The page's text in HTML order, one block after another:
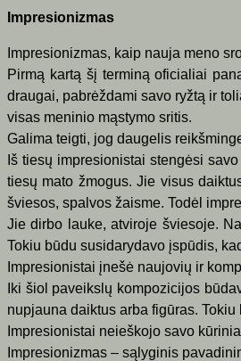
Impresionizmas
Impresionizmas, kaip nauja meno
Pirmą kartą šį terminą oficialiai
draugai, pabrėždami savo ryžtą ir
visas meninio mąstymo sritis.
Galima teigti, jog daugelis
Iš tiesų impresionistai stengėsi
tiesų mato žmogus. Jie visus
šviesos, spalvos žaisme. Todėl
Jie dirbo lauke, atviroje šviesoje.
Tokiu būdu susidarydavo įspūdis,
Impresionistai įnešė naujovių ir
Iki šiol paveikslų kompozicijos
nupjauna daiktus arba figūras.
mpresionistai neieškojo savo
Impresionizmas – sąlyginis